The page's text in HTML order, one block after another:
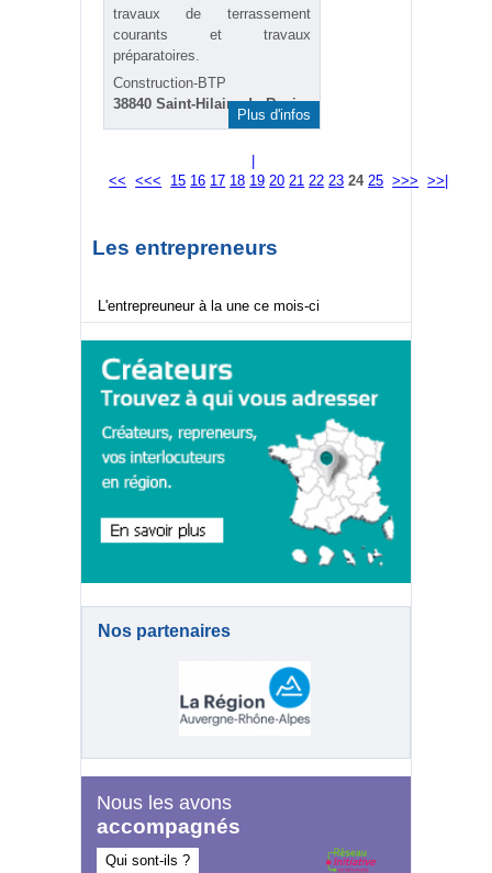
travaux de terrassement
courants et travaux
préparatoires.
Construction-BTP
38840 Saint-Hilaire-du-Rosier
Plus d'infos
<<
<<< 15 16 17 18 19 20 21 22 23 24 25 >>> >>|
Les entrepreneurs
L'entrepreuneur à la une ce mois-ci
Nos partenaires
Nous les avons
accompagnés
Qui sont-ils ?